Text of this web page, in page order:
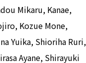
Mikaru, Kanae,
Kozue Mone,
Yuika, Shioriha Ruri,
Ayane, Shirayuki